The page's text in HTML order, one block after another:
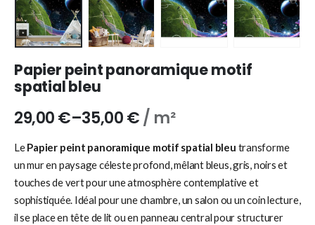
Papier peint panoramique motif
spatial bleu
29,00€–35,00€/ m²
LePapier peint panoramique motif spatial bleu transforme
un mur en paysage céleste profond, mêlant bleus, gris, noirs et
touches de vert pour une atmosphère contemplative et
sophistiquée. Idéal pour une chambre, un salon ou un coin lecture,
il se place en tête de lit ou en panneau central pour structurer